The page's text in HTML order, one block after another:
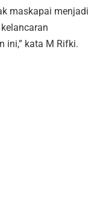
maskapai menjadi
ini,” kata M Rifki.